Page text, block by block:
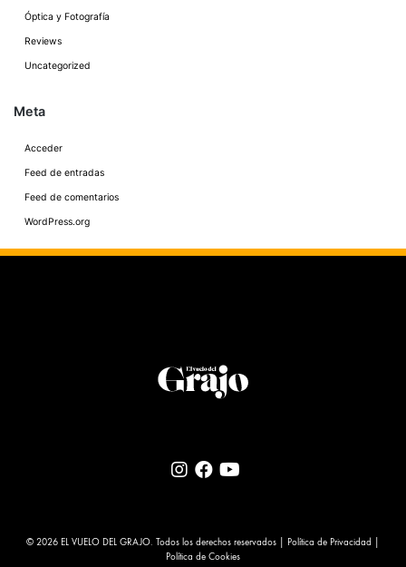
Óptica y Fotografía
Reviews
Uncategorized
Meta
Acceder
Feed de entradas
Feed de comentarios
WordPress.org
© 2026 EL VUELO DEL GRAJO. Todos los derechos reservados | Política de Privacidad
Política de Cookies